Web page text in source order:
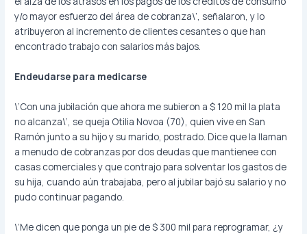
y/o mayor esfuerzo del área de cobranza\’, señalaron, y lo
atribuyeron al incremento de clientes cesantes o que han
encontrado trabajo con salarios más bajos.
Endeudarse para medicarse
\’Con una jubilación que ahora me subieron a $ 120 mil la plata
no alcanza\’, se queja Otilia Novoa (70), quien vive en San
Ramón junto a su hijo y su marido, postrado. Dice que la llaman
a menudo de cobranzas por dos deudas que mantienee con
casas comerciales y que contrajo para solventar los gastos de
su hija, cuando aún trabajaba, pero al jubilar bajó su salario y no
pudo continuar pagando.
\’Me dicen que ponga un pie de $ 300 mil para reprogramar, ¿y